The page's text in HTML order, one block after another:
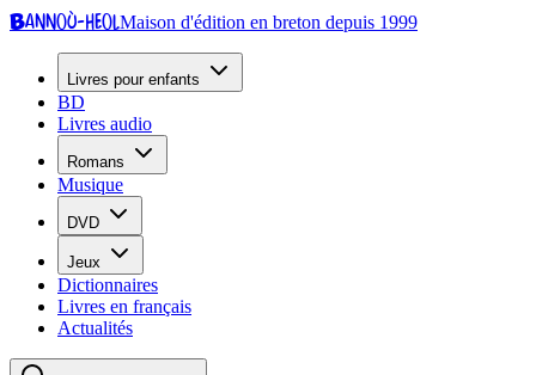
Bannoù-heolMaison d'édition en breton depuis 1999
Livres pour enfants
BD
Livres audio
Romans
Musique
DVD
Jeux
Dictionnaires
Livres en français
Actualités